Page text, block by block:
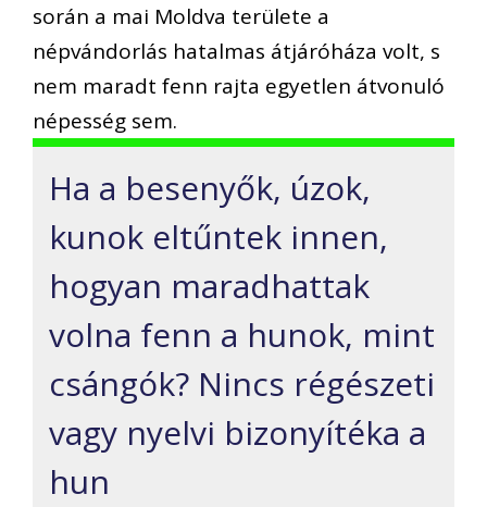
során a mai Moldva területe a
népvándorlás hatalmas átjáróháza volt, s
nem maradt fenn rajta egyetlen átvonuló
népesség sem.
Ha a besenyők, úzok,
kunok eltűntek innen,
hogyan maradhattak
volna fenn a hunok, mint
csángók? Nincs régészeti
vagy nyelvi bizonyítéka a
hun